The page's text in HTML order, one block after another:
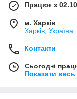
Працює з
м. Харків
Харків, Україна
Контакти
Сьогодні
Показати